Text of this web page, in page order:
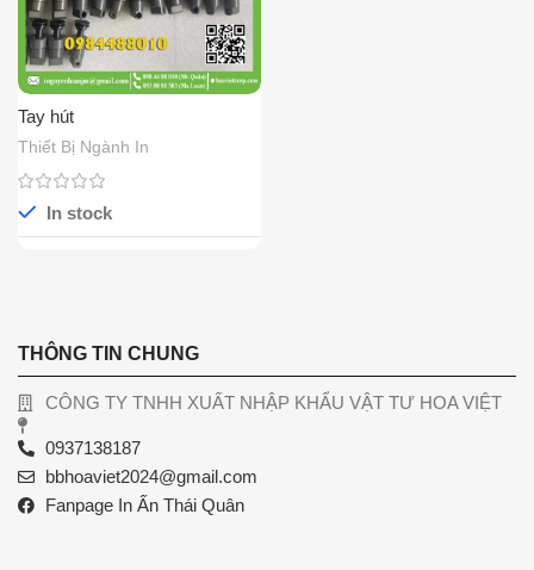
Tay hút
Thiết Bị Ngành In
In stock
THÔNG TIN CHUNG
CÔNG TY TNHH XUẤT NHẬP KHẨU VẬT TƯ HOA VIỆT
0937138187
bbhoaviet2024@gmail.com
Fanpage In Ấn Thái Quân